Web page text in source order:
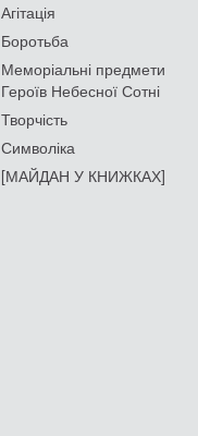
Агітація
Боротьба
Меморіальні предмети
Героїв Небесної Сотні
Творчість
Символіка
[МАЙДАН У КНИЖКАХ]